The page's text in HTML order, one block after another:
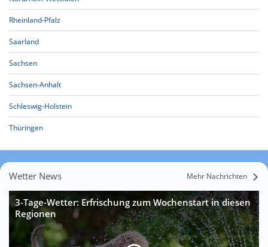
Rheinland-Pfalz
Saarland
Sachsen
Sachsen-Anhalt
Schleswig-Holstein
Thüringen
Wetter News Mehr Nachrichten
3-Tage-Wetter: Erfrischung zum Wochenstart in diesen
Regionen